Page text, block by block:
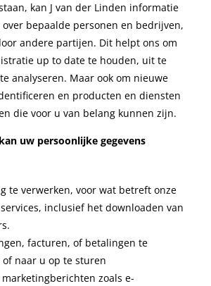
kan J van der Linden informatie
bepaalde personen en bedrijven,
andere partijen. Dit helpt ons om
up to date te houden, uit te
analyseren. Maar ook om nieuwe
en producten en diensten
die voor u van belang kunnen zijn.
uw persoonlijke gegevens
te verwerken, voor wat betreft onze
inclusief het downloaden van
facturen, of betalingen te
of naar u op te sturen
zoals e-